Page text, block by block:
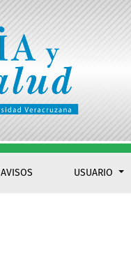
AVISOS USUARIO